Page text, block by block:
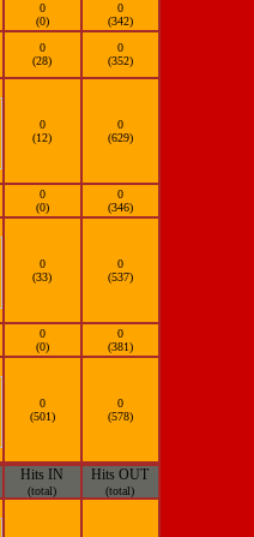
0
(0)
0
(342)
0
(28)
0
(352)
0
(12)
0
(629)
0
(0)
0
(346)
0
(33)
0
(537)
0
(0)
0
(381)
0
(501)
0
(578)
Hits IN
(total)
Hits OUT
(total)